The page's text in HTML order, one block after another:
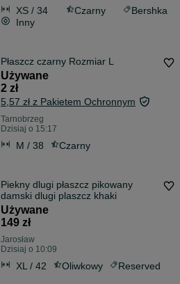
XS / 34 Czarny
Bershka
Inny
Płaszcz czarny Rozmiar L
Używane
2 zł
5,57 zł z Pakietem Ochronnym
Tarnobrzeg
Dzisiaj o 15:17
M / 38 Czarny
Piekny dlugi płaszcz pikowany
damski dlugi plaszcz khaki
Używane
149 zł
Jarosław
Dzisiaj o 10:09
XL / 42 Oliwkowy Reserved